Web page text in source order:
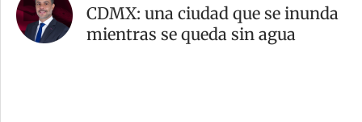
CDMX: una ciudad que se inunda
mientras se queda sin agua